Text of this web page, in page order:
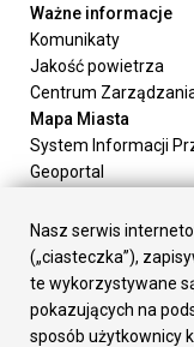
Ważne informacje
Komunikaty
Jakość powietrza
Centrum
Mapa Miasta
System Informacji
Geoportal
Załatw sprawę
Prezydent Miasta
Rada Miasta
Wydziały
Elektroniczna
Nasz serwis
(„ciasteczka”),
te wykorzystywane
pokazujących na
sposób użytkownicy